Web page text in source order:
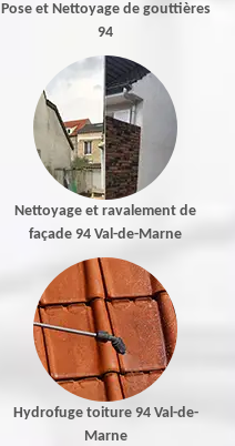
Pose et Nettoyage de gouttières
94
Nettoyage et ravalement de
façade 94 Val-de-Marne
Hydrofuge toiture 94 Val-de-
Marne